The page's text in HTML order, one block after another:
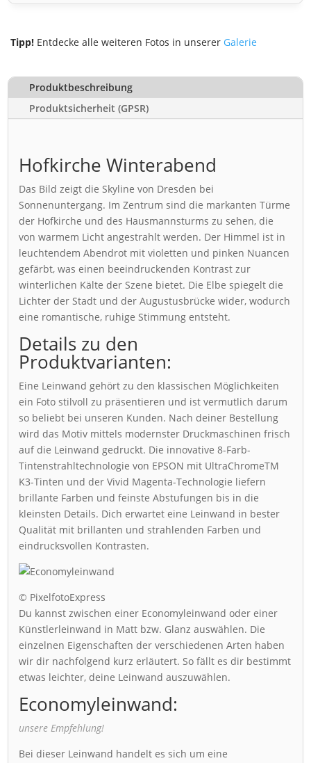
Tipp! Entdecke alle weiteren Fotos in unserer Galerie
Produktbeschreibung
Produktsicherheit (GPSR)
Hofkirche Winterabend
Das Bild zeigt die Skyline von Dresden bei
Sonnenuntergang. Im Zentrum sind die markanten Türme
der Hofkirche und des Hausmannsturms zu sehen, die
von warmem Licht angestrahlt werden. Der Himmel ist in
leuchtendem Abendrot mit violetten und pinken Nuancen
gefärbt, was einen beeindruckenden Kontrast zur
winterlichen Kälte der Szene bietet. Die Elbe spiegelt die
Lichter der Stadt und der Augustusbrücke wider, wodurch
eine romantische, ruhige Stimmung entsteht.
Details zu den
Produktvarianten:
Eine Leinwand gehört zu den klassischen Möglichkeiten
ein Foto stilvoll zu präsentieren und ist vermutlich darum
so beliebt bei unseren Kunden. Nach deiner Bestellung
wird das Motiv mittels modernster Druckmaschinen frisch
auf die Leinwand gedruckt. Die innovative 8-Farb-
Tintenstrahltechnologie von EPSON mit UltraChromeTM
K3-Tinten und der Vivid Magenta-Technologie liefern
brillante Farben und feinste Abstufungen bis in die
kleinsten Details. Dich erwartet eine Leinwand in bester
Qualität mit brillanten und strahlenden Farben und
eindrucksvollen Kontrasten.
© PixelfotoExpress
Du kannst zwischen einer Economyleinwand oder einer
Künstlerleinwand in Matt bzw. Glanz auswählen. Die
einzelnen Eigenschaften der verschiedenen Arten haben
wir dir nachfolgend kurz erläutert. So fällt es dir bestimmt
etwas leichter, deine Leinwand auszuwählen.
Economyleinwand:
unsere Empfehlung!
Bei dieser Leinwand handelt es sich um eine